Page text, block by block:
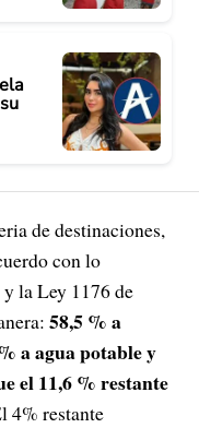
de destinaciones,
con lo
la Ley 1176 de
58,5 % a
a agua potable y
el 11,6 % restante
4% restante